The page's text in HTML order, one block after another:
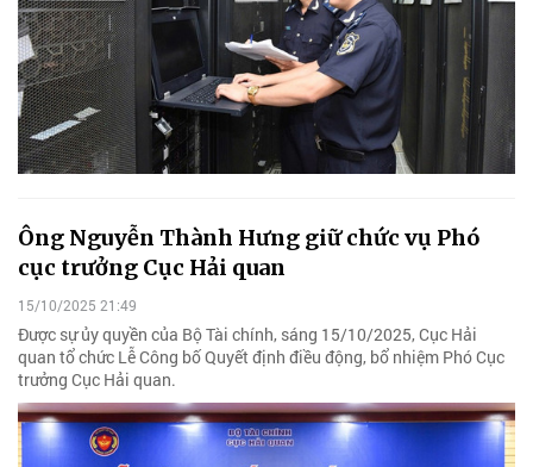
Ông Nguyễn Thành Hưng giữ chức vụ Phó
cục trưởng Cục Hải quan
15/10/2025 21:49
Được sự ủy quyền của Bộ Tài chính, sáng 15/10/2025, Cục Hải
quan tổ chức Lễ Công bố Quyết định điều động, bổ nhiệm Phó Cục
trưởng Cục Hải quan.